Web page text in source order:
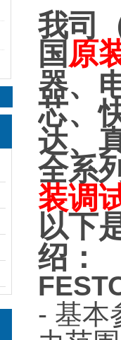
我司
国 原
器、
芯、
达、
全系
装调
以下
绍：
- 基本